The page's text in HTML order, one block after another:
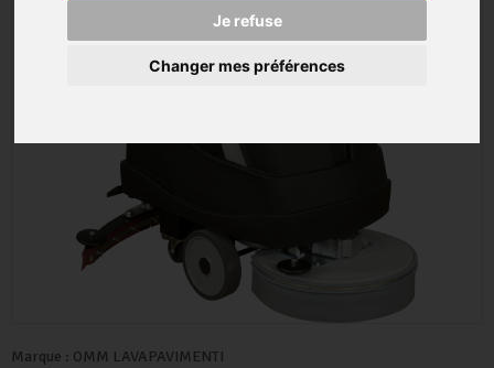
Je refuse
Changer mes préférences
Marque : OMM LAVAPAVIMENTI